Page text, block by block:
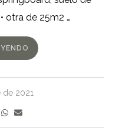
otra de 25m2 …
de 2021